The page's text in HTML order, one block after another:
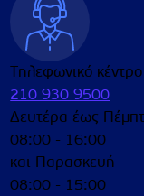
Τηλεφωνικό κέντρο
210 930 9500
Δευτέρα έως
08:00 - 16:00
και Παρασκευή
08:00 - 15:00